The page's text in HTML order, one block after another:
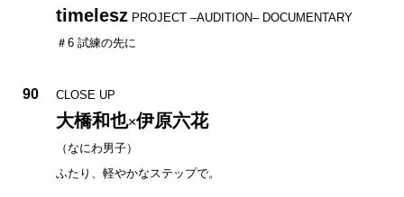
timelesz PROJECT –AUDITION– DOCUMENTARY
＃6 試練の先に
90 CLOSE UP
大橋和也×伊原六花
（なにわ男子）
ふたり、軽やかなステップで。